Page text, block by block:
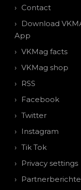
Contact
Download
App
VKMag facts
VKMag shop
RSS
Facebook
Twitter
Instagram
Tik Tok
Privacy settings